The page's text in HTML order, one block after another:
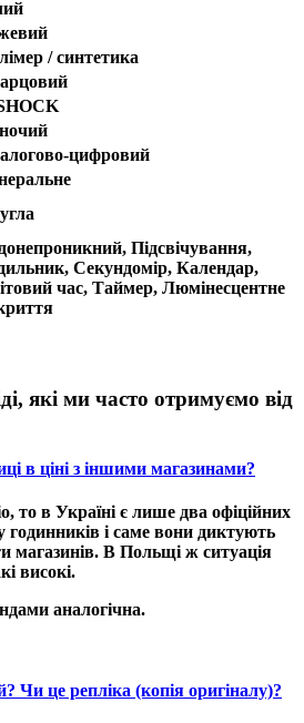
/ синтетика
цифровий
Підсвічування,
Секундомір, Календар,
час, Таймер, Люмінесцентне
які ми часто отримуємо від
в ціні з іншими магазинами?
то в Україні є лише два офіційних
годинників і саме вони диктують
магазинів. В Польщі ж ситуація
високі.
аналогічна.
Чи це репліка (копія оригіналу)?